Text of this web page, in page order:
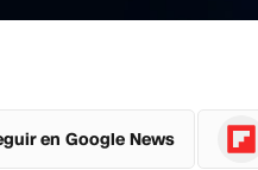
en Google News